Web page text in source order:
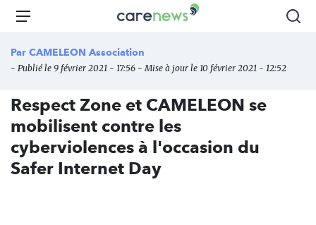
Aller
principal
Carenews,
média
des
l'engagement
Menu
Par CAMELEON Association
- Publié le 9 février 2021 - 17:56 - Mise à jour le 10 février 2021 - 12:52
Respect Zone et CAMELEON se
mobilisent contre les
cyberviolences à l'occasion du
Safer Internet Day